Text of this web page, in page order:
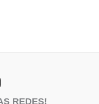
REDES!